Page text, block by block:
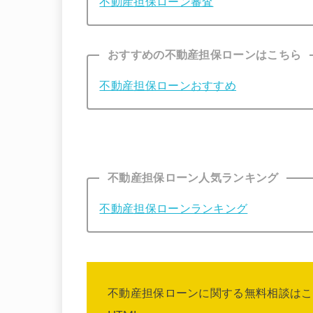
おすすめの不動産担保ローンはこちら
不動産担保ローンおすすめ
不動産担保ローン人気ランキング
不動産担保ローンランキング
不動産担保ローンに関する無料相談は